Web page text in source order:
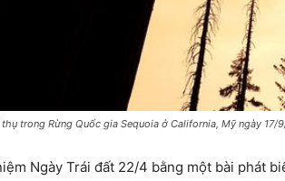
trong Rừng Quốc gia Sequoia ở California, Mỹ ngày 17/
Ngày Trái đất 22/4 bằng một bài phát